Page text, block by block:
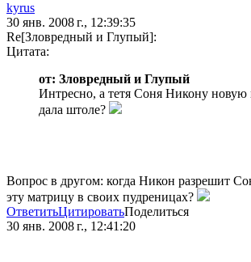
kyrus
30 янв. 2008 г., 12:39:35
Re[Зловредный и Глупый]:
Цитата:
от: Зловредный и Глупый
Интресно, а тетя Соня Никону новую
дала штоле?
Вопрос в другом: когда Никон разрешит
эту матрицу в своих пудреницах?
ОтветитьЦитироватьПоделиться
30 янв. 2008 г., 12:41:20